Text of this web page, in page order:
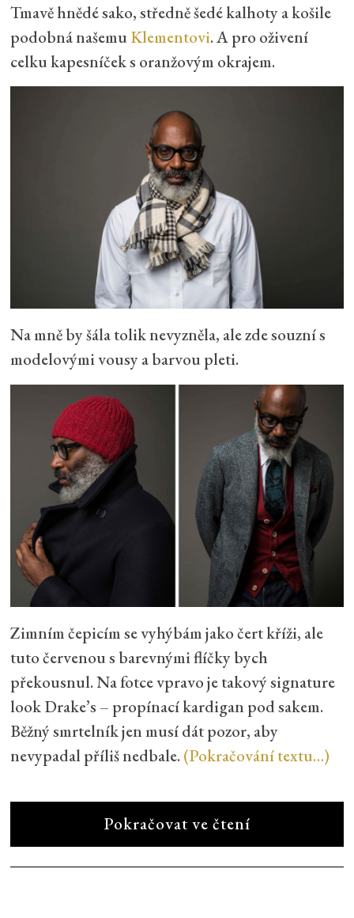
Tmavě hnědé sako, středně šedé kalhoty a košile
podobná našemuKlementovi. A pro oživení
celku kapesníček s oranžovým okrajem.
Na mně by šála tolik nevyzněla, ale zde souzní s
modelovými vousy a barvou pleti.
Zimním čepicím se vyhýbám jako čert kříži, ale
tuto červenou s barevnými flíčky bych
překousnul. Na fotce vpravo je takový signature
look Drake’s – propínací kardigan pod sakem.
Běžný smrtelník jen musí dát pozor, aby
nevypadal příliš nedbale. (Pokračování textu…)
Pokračovat ve čtení